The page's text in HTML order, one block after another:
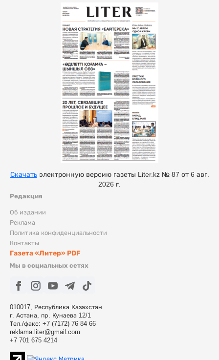
Редакция
Об издании
Реклама
Политика конфиденциальности
Контакты
Газета «Литер» PDF
Мы в социальных сетях
010017, Республика Казахстан
г. Астана, пр. Кунаева 12/1
Тел./факс: +7 (7172) 76 84 66
reklama.liter@gmail.com
+7 701 675 4214
Скачатьэлектронную версию газеты Liter.kz № 87 от 6 авг.
2026 г.